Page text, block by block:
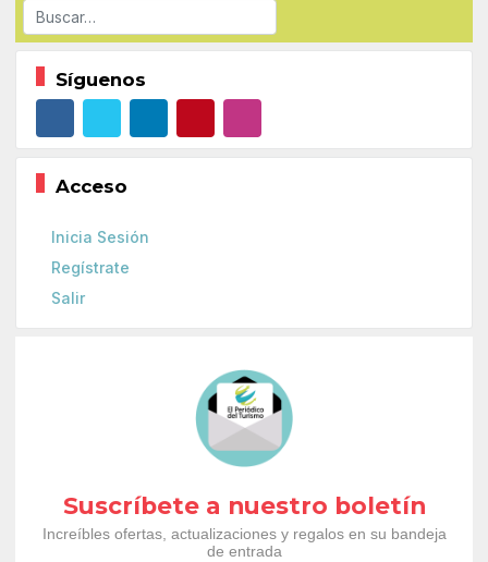
Buscar
Síguenos
Acceso
Inicia Sesión
Regístrate
Salir
Suscríbete a nuestro boletín
Increíbles ofertas, actualizaciones y regalos en su bandeja
de entrada